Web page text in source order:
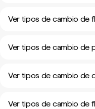
Ver tipos de cambio de
Ver tipos de cambio de
Ver tipos de cambio de
Ver tipos de cambio de